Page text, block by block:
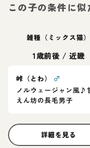
この子の条件に似
雑種（ミックス猫）
1歳前後 / 近畿
峠（とわ）
♂
ノルウェージャン風♪
えん坊の長毛男子
詳細を見る